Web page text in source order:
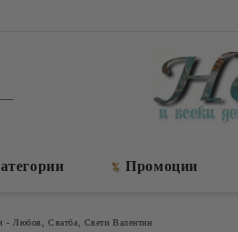
Промоции
- Любов, Сватба, Свети Валентин